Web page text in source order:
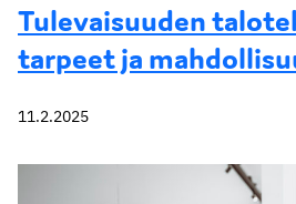
Tulevaisuuden
tarpeet ja
11.2.2025